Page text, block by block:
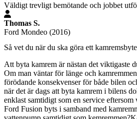
Väldigt trevligt bemötande och jobbet
Thomas S.
Ford Mondeo (2016)
Så vet du när du ska göra ett
Att byta kamrem är nästan det viktigaste
Om man väntar för länge och
förödande konsekvenser för både bilen
när det är dags att byta kamrem i bilens
enklast samtidigt som en service eftersom
Ford Fusion byts i samband med